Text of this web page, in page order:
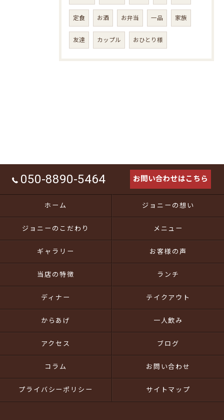
定食 お酒 お弁当 一品 家族
友達 カップル おひとり様
050-8890-5464 お問い合わせはこちら
ホーム ジョニーの想い
ジョニーのこだわり メニュー
ギャラリー お客様の声
当店の特徴 ランチ
ディナー テイクアウト
からあげ 一人飲み
アクセス ブログ
コラム お問い合わせ
プライバシーポリシー サイトマップ